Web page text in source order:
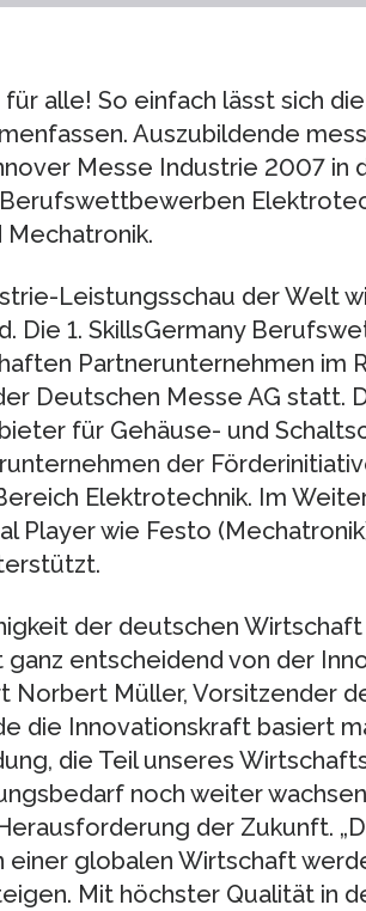
alle! So einfach lässt sich
Auszubildende
Messe Industrie 2007 in
Leistungsschau der Welt
Die 1. SkillsGermany
Partnerunternehmen im
Deutschen Messe AG statt.
für Gehäuse- und
der
Elektrotechnik. Im
Player wie Festo
der deutschen Wirtschaft
ganz entscheidend von der
Norbert Müller, Vorsitzender
die Innovationskraft basiert
die Teil unseres
noch weiter
der Zukunft.
einer globalen Wirtschaft
Mit höchster Qualität in